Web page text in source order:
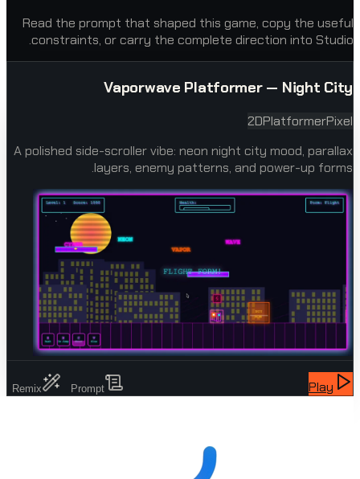
Read the prompt that shaped this game, copy
constraints, or carry the complete direction
Vaporwave Platformer —
2D
A polished side-scroller vibe: neon night city
layers, enemy patterns, and
Remix